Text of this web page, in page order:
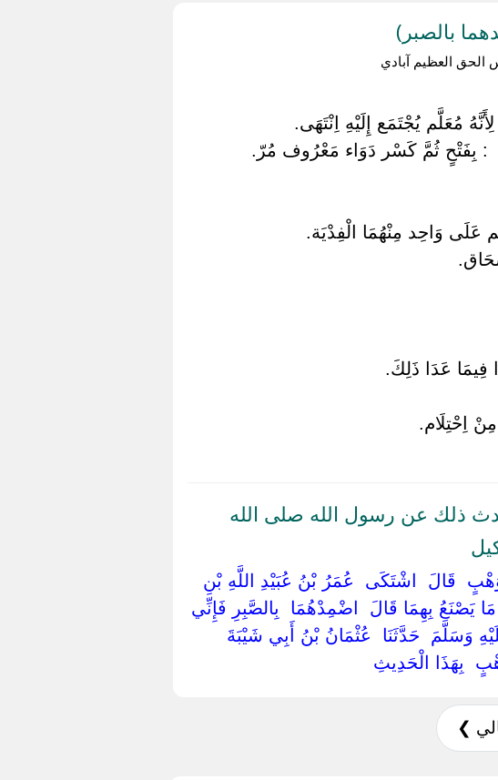
بالصبر)
العظيم آبادي
مُعَلَّم يُجْتَمَع إِلَيْهِ اِنْتَهَى.
‏: بِفَتْحٍ ثُمَّ كَسْر دَوَاء مَعْرُوف مُرّ.
عَلَى وَاحِد مِنْهُمَا الْفِدْيَة.
فِيمَا عَدَا ذَلِكَ.
اِحْتِلَام.
ذلك عن رسول الله صلى الله
‏قَالَ ‏ ‏اشْتَكَى ‏ ‏عُمَرُ بْنُ عُبَيْدِ اللَّهِ بْنِ
يَصْنَعُ بِهِمَا قَالَ ‏ ‏اضْمِدْهُمَا ‏ ‏بِالصَّبِرِ فَإِنِّي
‏حَدَّثَنَا ‏ ‏عُثْمَانُ بْنُ أَبِي شَيْبَةَ
‏بِهَذَا الْحَدِيثِ
❯